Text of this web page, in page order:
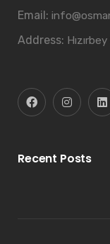
Email:
Address:
Recent Posts